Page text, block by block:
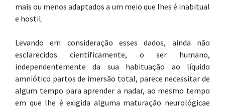
mais ou menos adaptados a um meio que lhes é inabitual
e hostil.
Levando em consideração esses dados, ainda não
esclarecidos cientificamente, o ser humano,
independentemente da sua habituação ao líquido
amniótico partos de imersão total, parece necessitar de
algum tempo para aprender a nadar, ao mesmo tempo
em que lhe é exigida alguma maturação neurológicae